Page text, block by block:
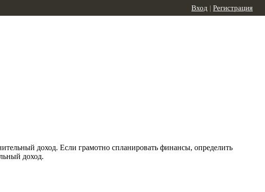
Вход | Регистрация
доход. Если грамотно спланировать финансы, определить
доход.